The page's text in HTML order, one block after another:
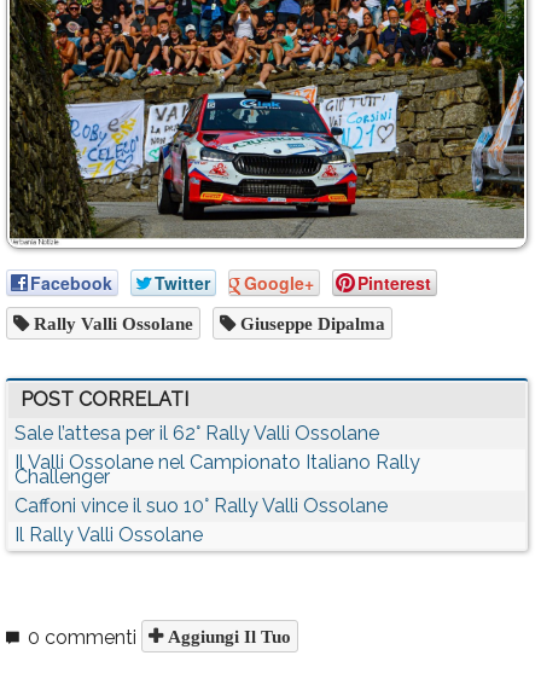
Facebook Twitter Google+ Pinterest
Rally Valli Ossolane Giuseppe Dipalma
POST CORRELATI
Sale l’attesa per il 62° Rally Valli Ossolane
Il Valli Ossolane nel Campionato Italiano Rally
Challenger
Caffoni vince il suo 10° Rally Valli Ossolane
Il Rally Valli Ossolane
0 commenti Aggiungi Il Tuo